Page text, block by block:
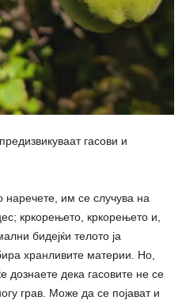
гасови и
наречете, им се случува на
кркорењето, кркорењето и,
бидејќи телото ја
хранливите материи. Но,
дознаете дека гасовите не се
грав. Може да се појават и